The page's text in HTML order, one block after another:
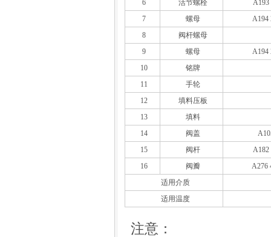
6
活节螺栓
A193
7
螺母
A194
8
阀杆螺母
9
螺母
A194
10
铭牌
11
手轮
12
填料压板
13
填料
14
阀盖
15
阀杆
A182
16
阀瓣
A276
适用介质
适用温度
注意：